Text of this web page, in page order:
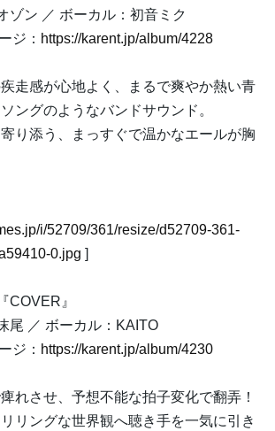
ゾン ／ ボーカル：初音ミク
ジ： https://karent.jp/album/4228
走感が心地よく、まるで爽やか熱い青
ングのようなバンドサウンド。
り添う、まっすぐで温かなエールが胸
i/52709/361/resize/d52709-361-
0.jpg ]
COVER』
尾 ／ ボーカル：KAITO
ジ： https://karent.jp/album/4230
れさせ、予想不能な拍子変化で翻弄！
リングな世界観へ聴き手を一気に引き